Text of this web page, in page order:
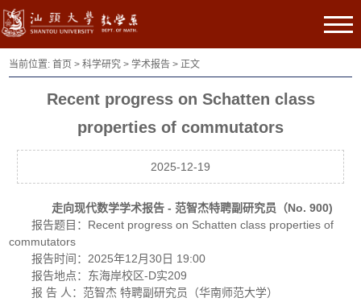
当前位置:首页 >科学研究 >学术报告 > 正文
Recent progress on Schatten class
properties of commutators
2025-12-19
走向现代数学学术报告 - 范智杰特聘副研究员（No. 900)
报告题目：Recent progress on Schatten class properties of
commutators
报告时间：2025年12月30日 19:00
报告地点：东海岸校区-D实209
报 告 人：范智杰 特聘副研究员（华南师范大学）